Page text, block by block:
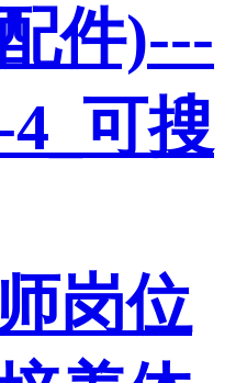
件)---
可搜
岗位